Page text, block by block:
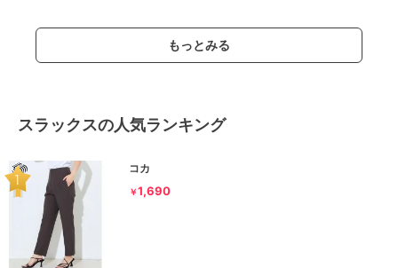
もっとみる
スラックスの人気ランキング
コカ
￥1,690